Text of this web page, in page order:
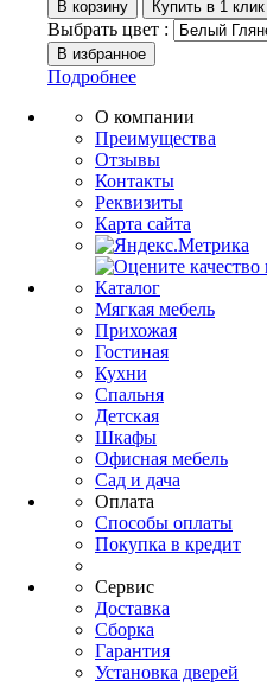
Выбрать цвет :
Подробнее
О компании
Преимущества
Отзывы
Контакты
Реквизиты
Карта сайта
Каталог
Мягкая мебель
Прихожая
Гостиная
Кухни
Спальня
Детская
Шкафы
Офисная мебель
Сад и дача
Оплата
Способы оплаты
Покупка в кредит
Сервис
Доставка
Сборка
Гарантия
Установка дверей